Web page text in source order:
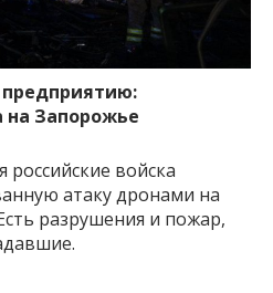
предприятию:
на Запорожье
российские войска
атаку дронами на
разрушения и пожар,